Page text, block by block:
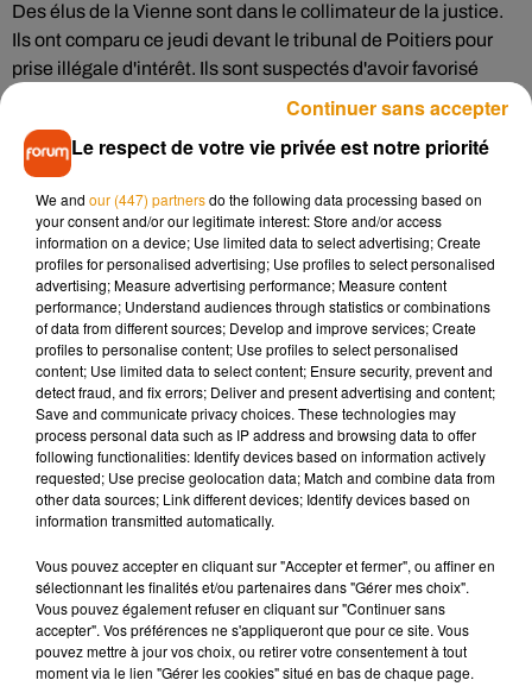
Des élus de la Vienne sont dans le collimateur de la justice.
Ils ont comparu ce jeudi devant le tribunal de Poitiers pour
prise illégale d'intérêt. Ils sont suspectés d'avoir favorisé
l'installation de parcs éoliens sur des terrains appartenant à
leur famille alors qu'eux affirment avoir agi dans l'intérêt
général. SelonFrance 3 Nouvelle Aquitaine, le procureur a
requis des peines d’inéligibilité mais aussi des peines de
prison et des amendes. Le jugement a été mis en délibéré au
4 avril prochain.
Musique
5 août 2026
Après le film, bientôt une docu-série sur
le père de Michael Jackson
4 août 2026
Tiny Desk invite Charlie Puth pour une
live session solaire
Le respect de votre vie privée est notre priorité
We and our (447) partnersdo the following data processing based on
your consent and/or our legitimate interest: Store and/or access
information on a device; Use limited data to select advertising; Create
profiles for personalised advertising; Use profiles to select personalised
advertising; Measure advertising performance; Measure content
performance; Understand audiences through statistics or combinations
of data from different sources; Develop and improve services; Create
profiles to personalise content; Use profiles to select personalised
content; Use limited data to select content; Ensure security, prevent and
detect fraud, and fix errors; Deliver and present advertising and content;
Save and communicate privacy choices. These technologies may
process personal data such as IP address and browsing data to offer
following functionalities: Identify devices based on information actively
requested; Use precise geolocation data; Match and combine data from
other data sources; Link different devices; Identify devices based on
information transmitted automatically.
Vous pouvez accepter en cliquant sur "Accepter et fermer", ou affiner en
sélectionnant les finalités et/ou partenaires dans "Gérer mes choix".
Vous pouvez également refuser en cliquant sur "Continuer sans
accepter". Vos préférences ne s'appliqueront que pour ce site. Vous
pouvez mettre à jour vos choix, ou retirer votre consentement à tout
moment via le lien "Gérer les cookies" situé en bas de chaque page.
Continuer sans accepter